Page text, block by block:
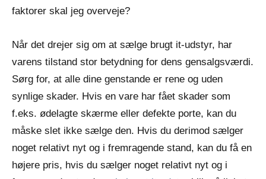
faktorer skal jeg overveje?
Når det drejer sig om at sælge brugt it-udstyr, har
varens tilstand stor betydning for dens gensalgsværdi.
Sørg for, at alle dine genstande er rene og uden
synlige skader. Hvis en vare har fået skader som
f.eks. ødelagte skærme eller defekte porte, kan du
måske slet ikke sælge den. Hvis du derimod sælger
noget relativt nyt og i fremragende stand, kan du få en
højere pris, hvis du sælger noget relativt nyt og i